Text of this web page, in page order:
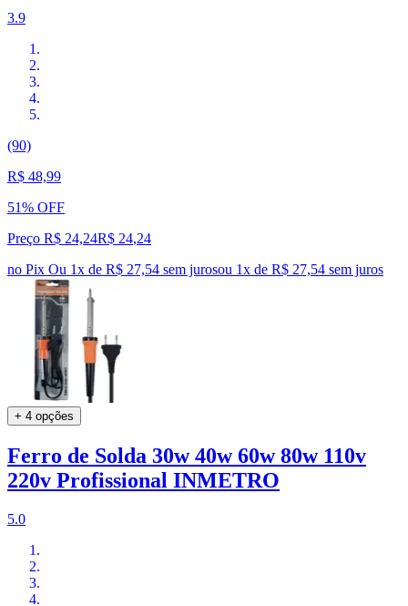
3.9
(90)
R$ 48,99
51% OFF
Preço R$ 24,24R$ 24,24
no Pix Ou 1x de R$ 27,54 sem jurosou 1x de R$ 27,54 sem juros
+ 4 opções
Ferro de Solda 30w 40w 60w 80w 110v
220v Profissional INMETRO
5.0